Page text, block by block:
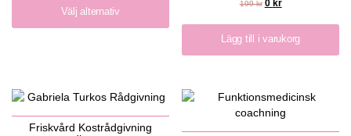
Välj alternativ
199kr 0 kr
Lägg till i varukorg
Friskvård Kostrådgivning